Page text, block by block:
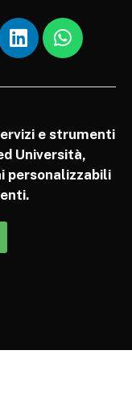
e strumenti
Università,
personalizzabili